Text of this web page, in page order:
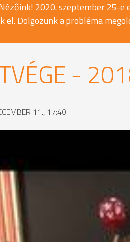
2020. szeptember 25-
el. Dolgozunk a probléma
-
11., 17:40